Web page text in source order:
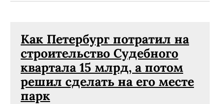
Как Петербург потратил на
строительство Судебного
квартала 15 млрд, а потом
решил сделать на его месте
парк